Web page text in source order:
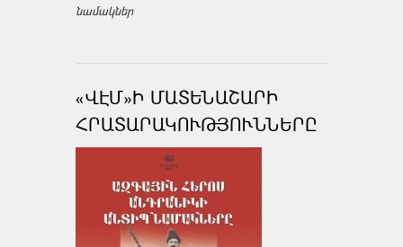
նամակներ
«ՎԷՄ»Ի ՄԱՏԵՆԱՇԱՐԻ
ՀՐԱՏԱՐԱԿՈՒԹՅՈՒՆՆԵՐԸ